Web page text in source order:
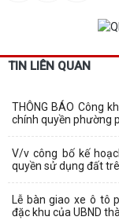
TIN LIÊN QUAN
THÔNG BÁO Công
chính quyền phường
V/v công bố kế
quyền sử dụng đất
Lễ bàn giao xe ô tô
đặc khu của UBND